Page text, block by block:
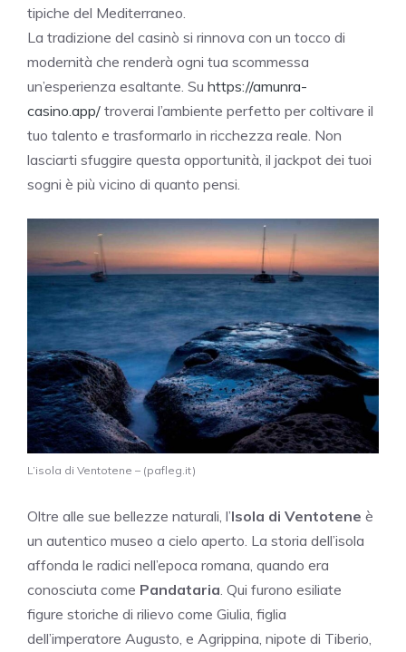
tipiche del Mediterraneo.
La tradizione del casinò si rinnova con un tocco di
modernità che renderà ogni tua scommessa
un’esperienza esaltante. Su https://amunra-
casino.app/ troverai l’ambiente perfetto per coltivare il
tuo talento e trasformarlo in ricchezza reale. Non
lasciarti sfuggire questa opportunità, il jackpot dei tuoi
sogni è più vicino di quanto pensi.
L’isola di Ventotene – (pafleg.it)
Oltre alle sue bellezze naturali, l’Isola di Ventotene è
un autentico museo a cielo aperto. La storia dell’isola
affonda le radici nell’epoca romana, quando era
conosciuta come Pandataria . Qui furono esiliate
figure storiche di rilievo come Giulia, figlia
dell’imperatore Augusto, e Agrippina, nipote di Tiberio,